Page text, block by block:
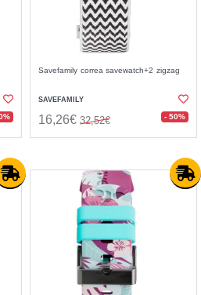
Savefamily correa savewatch+2 zigzag
SAVEFAMILY
16,26€ 32,52€ - 50%